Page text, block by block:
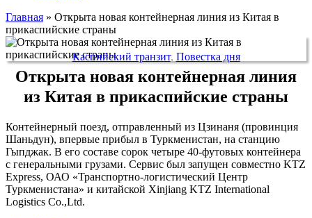
Главная » Открыта новая контейнерная линия из Китая в
прикаспийские страны
Каспийский транзит, Повестка дня
Открыта новая контейнерная линия
из Китая в прикаспийские страны
Контейнерный поезд, отправленный из Цзинаня (провинция
Шаньдун), впервые прибыл в Туркменистан, на станцию
Гыпджак. В его составе сорок четыре 40-футовых контейнера
с генеральными грузами. Сервис был запущен совместно KTZ
Express, ОАО «Транспортно-логистический Центр
Туркменистана» и китайской Xinjiang KTZ International
Logistics Co.,Ltd.